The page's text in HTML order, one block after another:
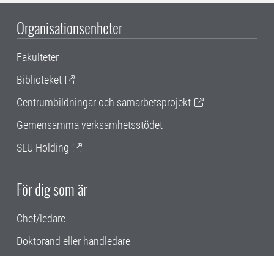
Organisationsenheter
Fakulteter
Biblioteket
Centrumbildningar och samarbetsprojekt
Gemensamma verksamhetsstödet
SLU Holding
För dig som är
Chef/ledare
Doktorand eller handledare